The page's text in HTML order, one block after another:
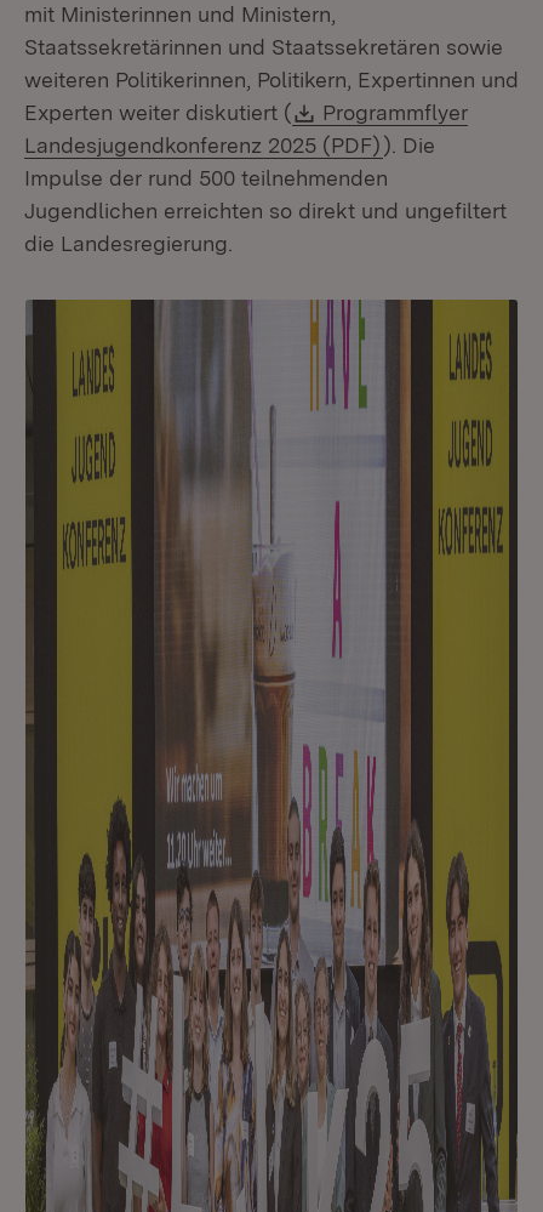
mit Ministerinnen und Ministern,
Staatssekretärinnen und Staatssekretären sowie
weiteren Politikerinnen, Politikern, Expertinnen und
Experten weiter diskutiert (
Download:
Programmflyer
Landesjugendkonferenz 2025 (PDF)(Öffnet in
). Die
Impulse der rund 500 teilnehmenden
Jugendlichen erreichten so direkt und ungefiltert
die Landesregierung.